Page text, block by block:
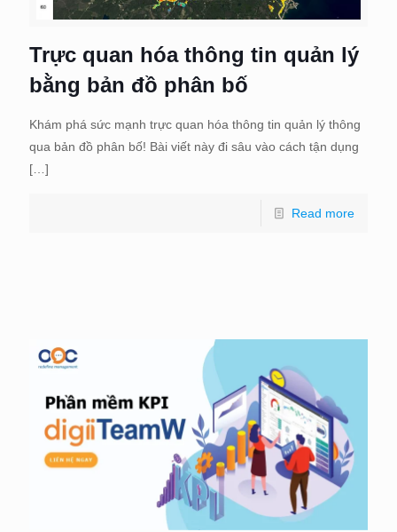
Trực quan hóa thông tin quản lý
bằng bản đồ phân bố
Khám phá sức mạnh trực quan hóa thông tin quản lý thông
qua bản đồ phân bố! Bài viết này đi sâu vào cách tận dụng
[…]
Read more